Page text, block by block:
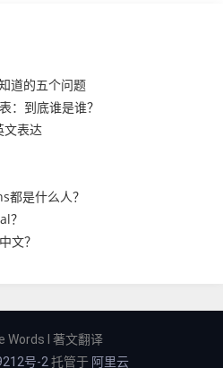
道的五个问题
：到底谁是谁？
文表达
是什么人？
？
文？
I 著文翻译
号-2托管于 阿里云